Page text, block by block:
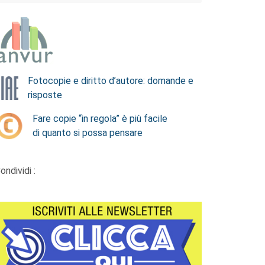
Fotocopie e diritto d’autore: domande e
risposte
Fare copie “in regola” è più facile
di quanto si possa pensare
: